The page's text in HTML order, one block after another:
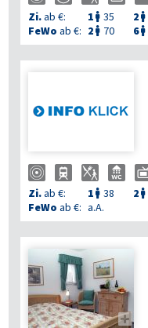
Zi.ab €: 1  35 2 
FeWo ab €: 2  70 6
Zi.ab €: 1  38 2 
FeWo ab €: a.A.
